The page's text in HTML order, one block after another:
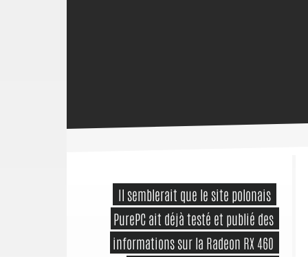
PurePC ait déjà testé et publié des
informations sur la Radeon RX 460